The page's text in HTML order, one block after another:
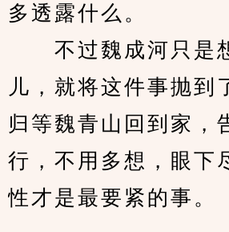
多透露什么。
不过魏成河只是
儿，就将这件事抛到
归等魏青山回到家，
行，不用多想，眼下
性才是最要紧的事。